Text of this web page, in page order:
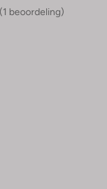
(1 beoordeling)